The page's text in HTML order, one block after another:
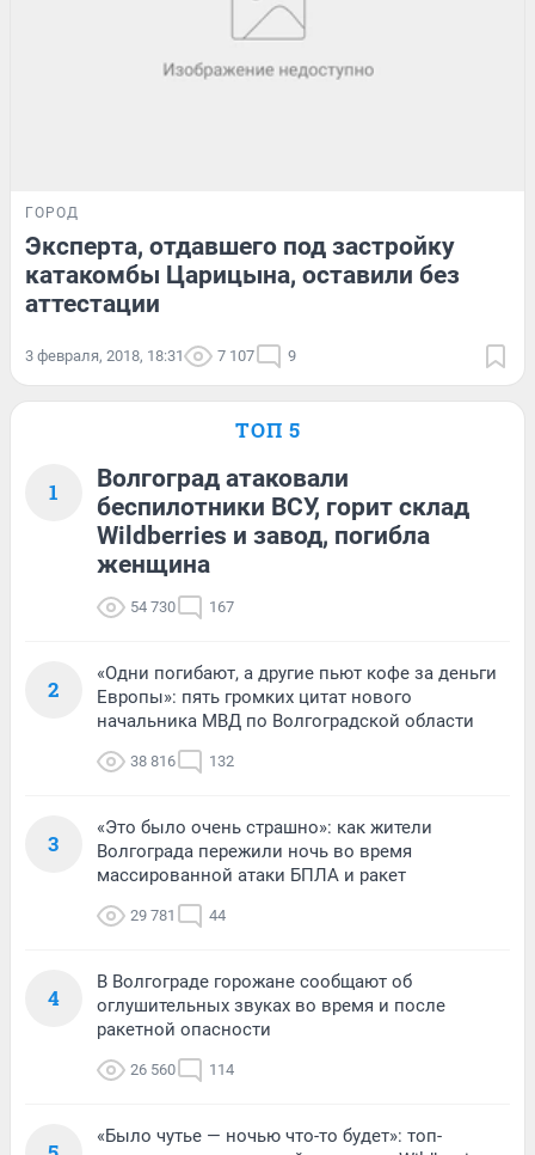
ГОРОД
Эксперта, отдавшего под застройку
катакомбы Царицына, оставили без
аттестации
3 февраля, 2018, 18:31 7 107 9
ТОП 5
1
Волгоград атаковали
беспилотники ВСУ, горит склад
Wildberries и завод, погибла
женщина
54 730 167
2
«Одни погибают, а другие пьют кофе за деньги
Европы»: пять громких цитат нового
начальника МВД по Волгоградской области
38 816 132
3
«Это было очень страшно»: как жители
Волгограда пережили ночь во время
массированной атаки БПЛА и ракет
29 781 44
4
В Волгограде горожане сообщают об
оглушительных звуках во время и после
ракетной опасности
26 560 114
«Было чутье — ночью что-то будет»: топ-